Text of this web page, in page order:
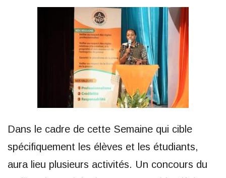
Dans le cadre de cette Semaine qui cible
spécifiquement les élèves et les étudiants,
aura lieu plusieurs activités. Un concours du